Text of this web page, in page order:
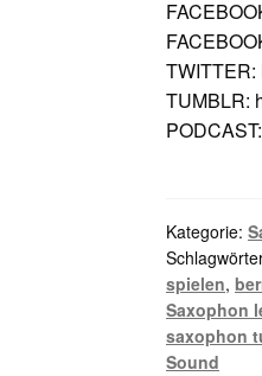
TWITTER:
TUMBLR:
Kategorie:
spielen,
Saxophon
saxophon
Sound